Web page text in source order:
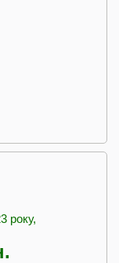
року,